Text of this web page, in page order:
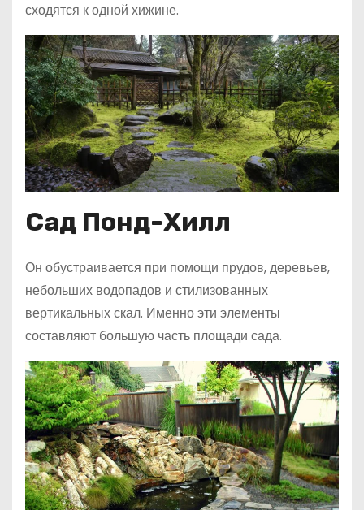
сходятся к одной хижине.
Сад Понд-Хилл
Он обустраивается при помощи прудов, деревьев,
небольших водопадов и стилизованных
вертикальных скал. Именно эти элементы
составляют большую часть площади сада.